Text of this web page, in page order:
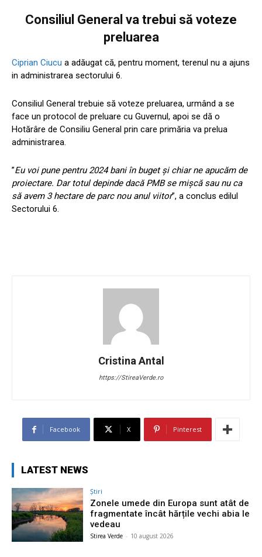
Consiliul General va trebui să voteze
preluarea
Ciprian Ciucu a adăugat că, pentru moment, terenul nu a ajuns
in administrarea sectorului 6.
Consiliul General trebuie să voteze preluarea, urmând a se
face un protocol de preluare cu Guvernul, apoi se dă o
Hotărâre de Consiliu General prin care primăria va prelua
administrarea.
”Eu voi pune pentru 2024 bani în buget și chiar ne apucăm de
proiectare. Dar totul depinde dacă PMB se mișcă sau nu ca
să avem 3 hectare de parc nou anul viitor”, a conclus edilul
Sectorului 6.
Cristina Antal
https://StireaVerde.ro
Facebook X Pinterest
LATEST NEWS
Știri
Zonele umede din Europa sunt atât de
fragmentate încât hărțile vechi abia le
vedeau
Stirea Verde - 10 august 2026